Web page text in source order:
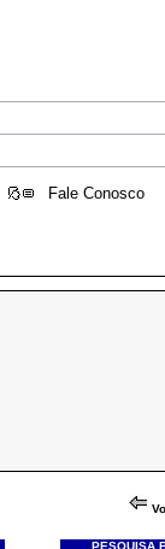
Fale Conosco
PESQUISA